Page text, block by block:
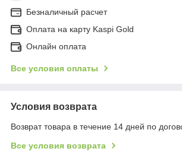
Безналичный расчет
Оплата на карту Kaspi Gold
Онлайн оплата
Все условия оплаты
Условия возврата
Возврат товара в течение 14 дней по
Все условия возврата